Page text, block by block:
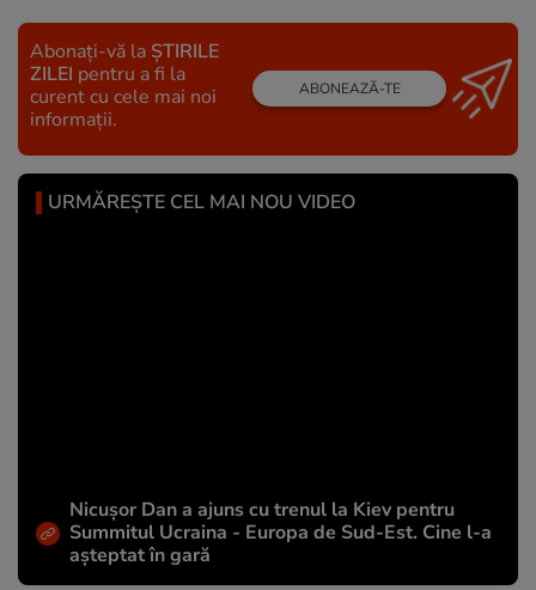
Abonați-vă la ȘTIRILE
ZILEI pentru a fi la
curent cu cele mai noi
informații.
ABONEAZĂ-TE
URMĂREȘTE CEL MAI NOU VIDEO
Nicușor Dan a ajuns cu trenul la Kiev pentru
Summitul Ucraina - Europa de Sud-Est. Cine l-a
așteptat în gară